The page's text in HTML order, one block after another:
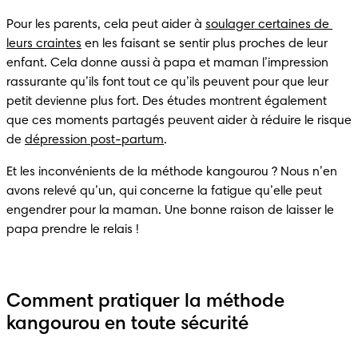
Pour les parents, cela peut aider à soulager certaines de
leurs craintes en les faisant se sentir plus proches de leur
enfant. Cela donne aussi à papa et maman l’impression
rassurante qu’ils font tout ce qu’ils peuvent pour que leur
petit devienne plus fort. Des études montrent également
que ces moments partagés peuvent aider à réduire le risque
de dépression post-partum.
Et les inconvénients de la méthode kangourou ? Nous n’en
avons relevé qu’un, qui concerne la fatigue qu’elle peut
engendrer pour la maman. Une bonne raison de laisser le
papa prendre le relais !
Comment pratiquer la méthode
kangourou en toute sécurité